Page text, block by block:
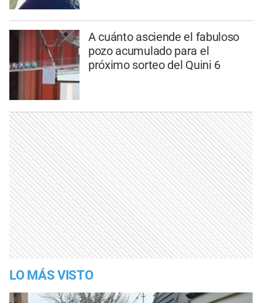
A cuánto asciende el fabuloso
pozo acumulado para el
próximo sorteo del Quini 6
LO MÁS VISTO